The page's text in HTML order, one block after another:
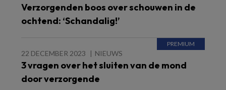
Verzorgenden boos over schouwen in de
ochtend: ‘Schandalig!’
22 DECEMBER 2023 NIEUWS
3 vragen over het sluiten van de mond
door verzorgende